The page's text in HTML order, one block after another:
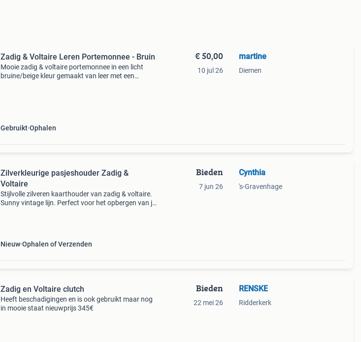
Zadig & Voltaire Leren Portemonnee - Bruin
Mooie zadig & voltaire portemonnee in een licht
bruine/beige kleur gemaakt van leer met een
Gebruikt Ophalen
€ 50,00
10 jul 26
martine
Diemen
Zilverkleurige pasjeshouder Zadig &
Voltaire
Stijlvolle zilveren kaarthouder van zadig & voltaire.
Sunny vintage lijn. Perfect voor het opbergen van je
Nieuw Ophalen of Verzenden
Bieden
7 jun 26
Cynthia
's-Gravenhage
Zadig en Voltaire clutch
Heeft beschadigingen en is ook gebruikt maar nog
in mooie staat nieuwprijs 345€
Bieden
22 mei 26
RENSKE
Ridderkerk